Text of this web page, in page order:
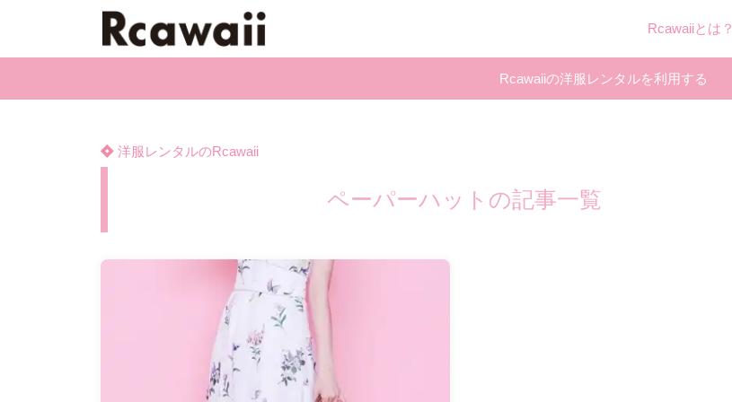
Rcawaiiとは？
Rcawaiiの洋服レンタルを利用する
洋服レンタルのRcawaii
ペーパーハットの記事一覧